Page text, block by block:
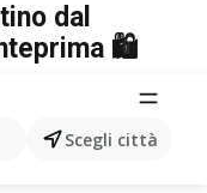
prodotti...Scegli città
dal
🛍️